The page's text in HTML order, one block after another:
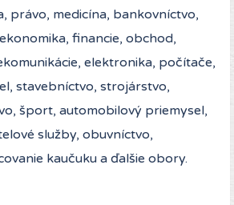
právo, medicína, bankovníctvo,
financie, obchod,
elektronika, počítače,
stavebníctvo, strojárstvo,
šport, automobilový priemysel,
služby, obuvníctvo,
kaučuku a ďalšie obory.